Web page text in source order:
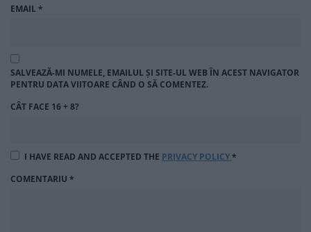
EMAIL*
SALVEAZĂ-MI NUMELE, EMAILUL ȘI SITE-UL WEB ÎN ACEST NAVIGATOR
PENTRU DATA VIITOARE CÂND O SĂ COMENTEZ.
CÂT FACE 16 + 8?
I HAVE READ AND ACCEPTED THE PRIVACY POLICY*
COMENTARIU *